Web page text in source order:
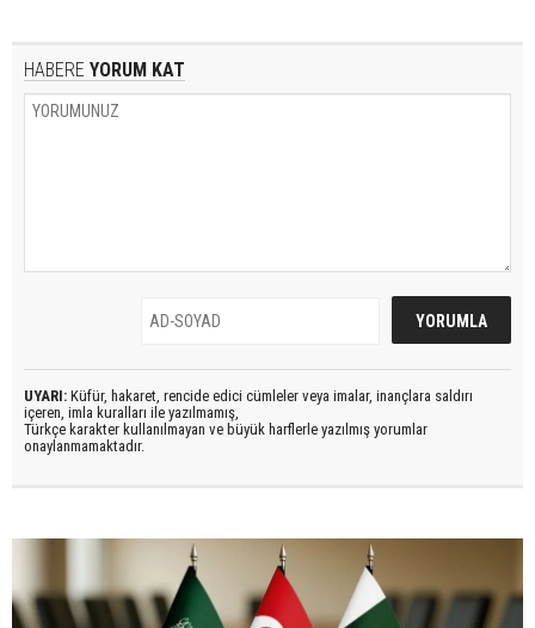
HABERE YORUM KAT
UYARI: Küfür, hakaret, rencide edici cümleler veya imalar, inançlara saldırı
içeren, imla kuralları ile yazılmamış,
Türkçe karakter kullanılmayan ve büyük harflerle yazılmış yorumlar
onaylanmamaktadır.